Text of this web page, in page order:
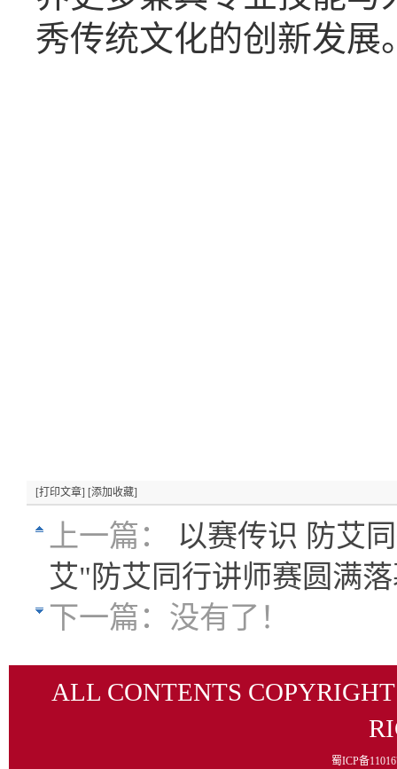
秀传统文化的创新发展
[打印文章] [添加收藏]
上一篇：
以赛传识 防艾
艾"防艾同行讲师赛圆满
下一篇： 没有了！
ALL CONTENTS
蜀ICP备